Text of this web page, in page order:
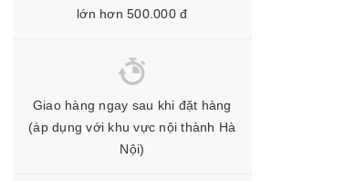
lớn hơn 500.000 đ
Giao hàng ngay sau khi đặt hàng
(áp dụng với khu vực nội thành Hà
Nội)